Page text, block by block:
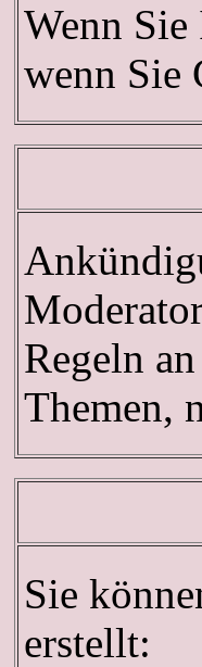
Wenn
wenn Sie
Regeln
Themen,
Sie
erstellt: